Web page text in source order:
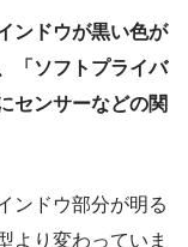
ンドウが黒い色が
「ソフトプライバ
センサーなどの関
ンドウ部分が明る
より変わっていま